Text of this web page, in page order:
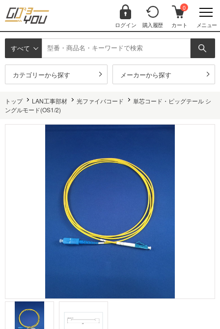
ログイン 購入履歴
0
カート メニュー
すべて
カテゴリーから探す メーカーから探す
トップ LAN工事部材 光ファイバコード
単芯コード・ピッグテール シ
ングルモード(OS1/2)